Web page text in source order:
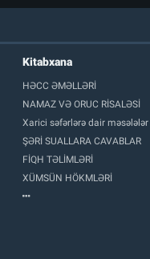
Kitabxana
HƏCC ƏMƏLLƏRİ
NAMAZ VƏ ORUC RİSALƏSİ
Xarici səfərlərə dair məsələlər
ŞƏRİ SUALLARA CAVABLAR
FİQH TƏLİMLƏRİ
XÜMSÜN HÖKMLƏRİ